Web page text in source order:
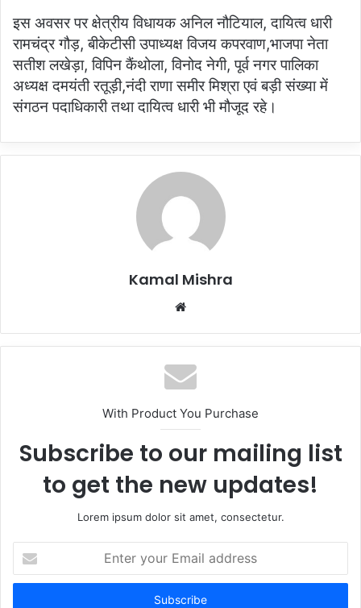
इस अवसर पर क्षेत्रीय विधायक अनिल नौटियाल, दायित्व धारी
रामचंद्र गौड़, बीकेटीसी उपाध्यक्ष विजय कपरवाण,भाजपा नेता
सतीश लखेड़ा, विपिन कैंथोला, विनोद नेगी, पूर्व नगर पालिका
अध्यक्ष दमयंती रतूड़ी,नंदी राणा समीर मिश्रा एवं बड़ी संख्या में
संगठन पदाधिकारी तथा दायित्व धारी भी मौजूद रहे।
Kamal Mishra
Website
With Product You Purchase
Subscribe to our mailing list
to get the new updates!
Lorem ipsum dolor sit amet, consectetur.
your
Email